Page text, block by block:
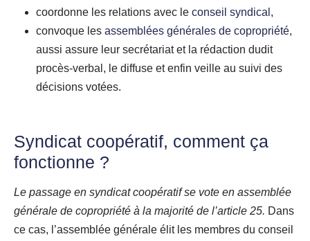
coordonne les relations avec le conseil syndical ,
convoque les assemblées générales de copropriété,
aussi assure leur secrétariat et la rédaction dudit
procès-verbal, le diffuse et enfin veille au suivi des
décisions votées.
Syndicat coopératif, comment ça
fonctionne ?
Le passage en syndicat coopératif se vote en assemblée
générale de copropriété à la majorité de l’article 25. Dans
ce cas, l’assemblée générale élit les membres du conseil